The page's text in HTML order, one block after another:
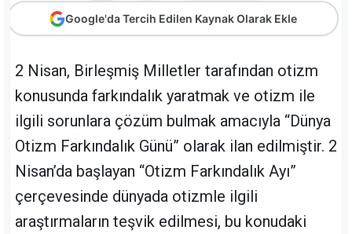
Google'da Tercih Edilen Kaynak Olarak Ekle
2 Nisan, Birleşmiş Milletler tarafından otizm
konusunda farkındalık yaratmak ve otizm ile
ilgili sorunlara çözüm bulmak amacıyla “Dünya
Otizm Farkındalık Günü” olarak ilan edilmiştir. 2
Nisan’da başlayan “Otizm Farkındalık Ayı”
çerçevesinde dünyada otizmle ilgili
araştırmaların teşvik edilmesi, bu konudaki